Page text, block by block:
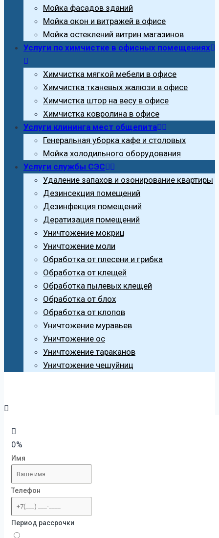
Мойка фасадов зданий
Мойка окон и витражей в офисе
Мойка остеклений витрин магазинов
Услуги по химчистке в офисных помещениях
Химчистка мягкой мебели в офисе
Химчистка тканевых жалюзи в офисе
Химчистка штор на весу в офисе
Химчистка ковролина в офисе
Услуги клининга мест общепита
Генеральная уборка кафе и столовых
Мойка холодильного оборудования
Услуги службы СЭС
Удаление запахов и озонирование квартиры
Дезинсекция помещений
Дезинфекция помещений
Дератизация помещений
Уничтожение мокриц
Уничтожение моли
Обработка от плесени и грибка
Обработка от клещей
Обработка пылевых клещей
Обработка от блох
Обработка от клопов
Уничтожение муравьев
Уничтожение ос
Уничтожение тараканов
Уничтожение чешуйниц
0%
Имя
Телефон
Период рассрочки